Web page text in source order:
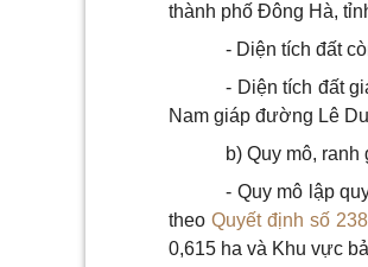
thành phố Đông Hà,
- Diện tích đất
- Diện tích đất
Nam giáp đường Lê
b) Quy mô,
- Quy mô lập
theo Quyết định số
0,615 ha và Khu vực